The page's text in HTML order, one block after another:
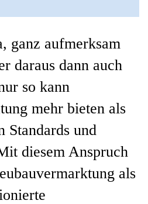
ganz aufmerksam
daraus dann auch
so kann
mehr bieten als
Standards und
diesem Anspruch
als